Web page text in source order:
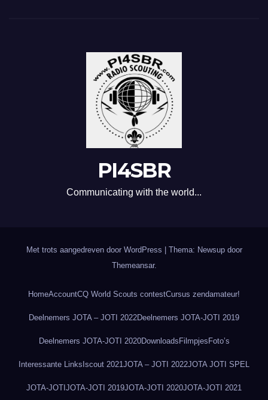
PI4SBR
Communicating with the world...
Met trots aangedreven door WordPress
Thema: Newsup door
Themeansar.
HomeAccountCQ World Scouts contestCursus zendamateur!
Deelnemers JOTA – JOTI 2022Deelnemers JOTA-JOTI 2019
Deelnemers JOTA-JOTI 2020Downloads Filmpjes Foto’s
Interessante Links Iscout 2021 JOTA – JOTI 2022JOTA JOTI SPEL
JOTA-JOTIJOTA-JOTI 2019JOTA-JOTI 2020JOTA-JOTI 2021